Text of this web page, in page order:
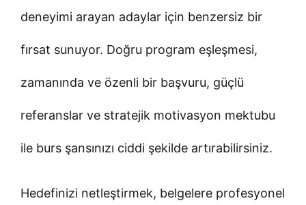
deneyimi arayan adaylar için benzersiz bir
fırsat sunuyor. Doğru program eşleşmesi,
zamanında ve özenli bir başvuru, güçlü
referanslar ve stratejik motivasyon mektubu
ile burs şansınızı ciddi şekilde artırabilirsiniz.
Hedefinizi netleştirmek, belgelere profesyonel